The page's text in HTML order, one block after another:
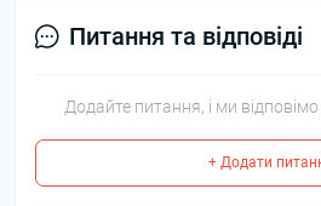
Питання та відповіді
Додайте питання, і ми
+ Додати